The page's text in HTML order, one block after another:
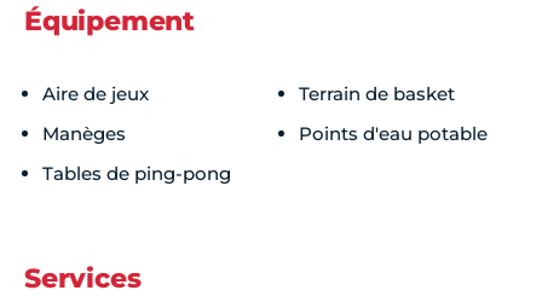
Samedi
Dimanche 07h00 - 23h59
Équipement
Aire de jeux
Terrain de basket
Manèges
Points d'eau potable
Tables de ping-pong
Services